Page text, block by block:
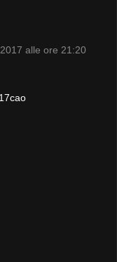
alle ore 21:20